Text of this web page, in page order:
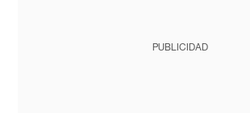
PUBLICIDAD